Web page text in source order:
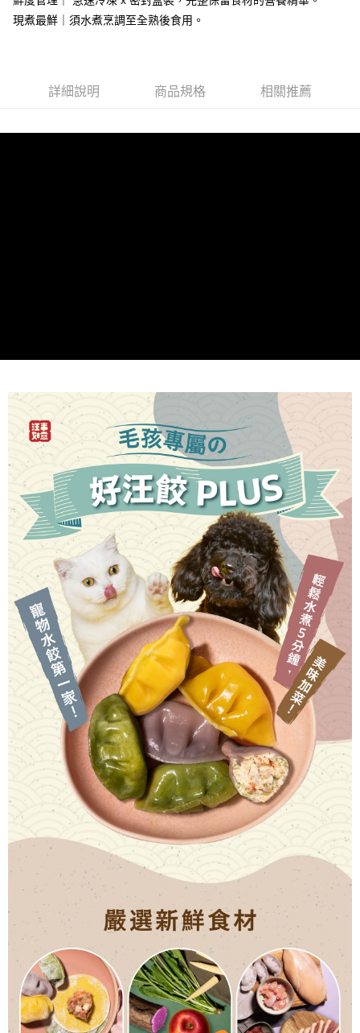
4.訂單成立30分鐘內，如未前往確認交易或遇審核未通過，訂單將自動取
消。如遇「轉專審核」未通過狀況，表示未達大哥付你分期系統評分，恕無
醒簡訊。
2.透過簡訊連結打開帳單後，可選擇「超商條碼／台灣大直營門市／銀行轉
運送方式
【黑貓宅配】冷凍配送
查看運費
【黑貓宅配-離島】冷凍配送
現煮最鮮｜須水煮烹調至全熟後食用。
詳細說明 商品規格 相關推薦